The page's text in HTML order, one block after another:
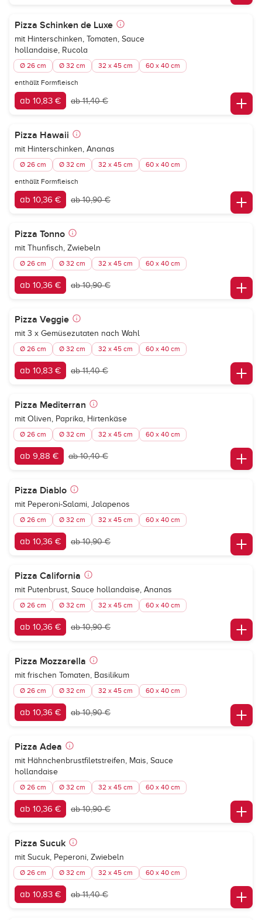
Pizza Schinken de Luxe
mit Hinterschinken, Tomaten, Sauce
hollandaise, Rucola
Ø 26 cm Ø 32 cm 32 x 45 cm 60 x 40 cm
enthällt Formfleisch
ab 10,83 € ab 11,40 €
Pizza Hawaii
mit Hinterschinken, Ananas
Ø 26 cm Ø 32 cm 32 x 45 cm 60 x 40 cm
enthällt Formfleisch
ab 10,36 € ab 10,90 €
Pizza Tonno
mit Thunfisch, Zwiebeln
Ø 26 cm Ø 32 cm 32 x 45 cm 60 x 40 cm
ab 10,36 € ab 10,90 €
Pizza Veggie
mit 3 x Gemüsezutaten nach Wahl
Ø 26 cm Ø 32 cm 32 x 45 cm 60 x 40 cm
ab 10,83 € ab 11,40 €
Pizza Mediterran
mit Oliven, Paprika, Hirtenkäse
Ø 26 cm Ø 32 cm 32 x 45 cm 60 x 40 cm
ab 9,88 € ab 10,40 €
Pizza Diablo
mit Peperoni-Salami, Jalapenos
Ø 26 cm Ø 32 cm 32 x 45 cm 60 x 40 cm
ab 10,36 € ab 10,90 €
Pizza California
mit Putenbrust, Sauce hollandaise, Ananas
Ø 26 cm Ø 32 cm 32 x 45 cm 60 x 40 cm
ab 10,36 € ab 10,90 €
Pizza Mozzarella
mit frischen Tomaten, Basilikum
Ø 26 cm Ø 32 cm 32 x 45 cm 60 x 40 cm
ab 10,36 € ab 10,90 €
Pizza Adea
mit Hähnchenbrustfiletstreifen, Mais, Sauce
hollandaise
Ø 26 cm Ø 32 cm 32 x 45 cm 60 x 40 cm
ab 10,36 € ab 10,90 €
Pizza Sucuk
mit Sucuk, Peperoni, Zwiebeln
Ø 26 cm Ø 32 cm 32 x 45 cm 60 x 40 cm
ab 10,83 € ab 11,40 €